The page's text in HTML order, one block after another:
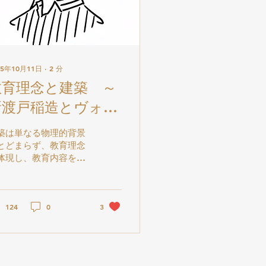
年10月11日 ∙ 2 分
理念と建築 ～
戸稲造とヴォー
建築～【職業教
ラム（宮田雅之
】
は単なる物理的背景
どまらず、教育理念
現し、教育内容を支
人の教師」となり、
づける役割を担って
124 0 3